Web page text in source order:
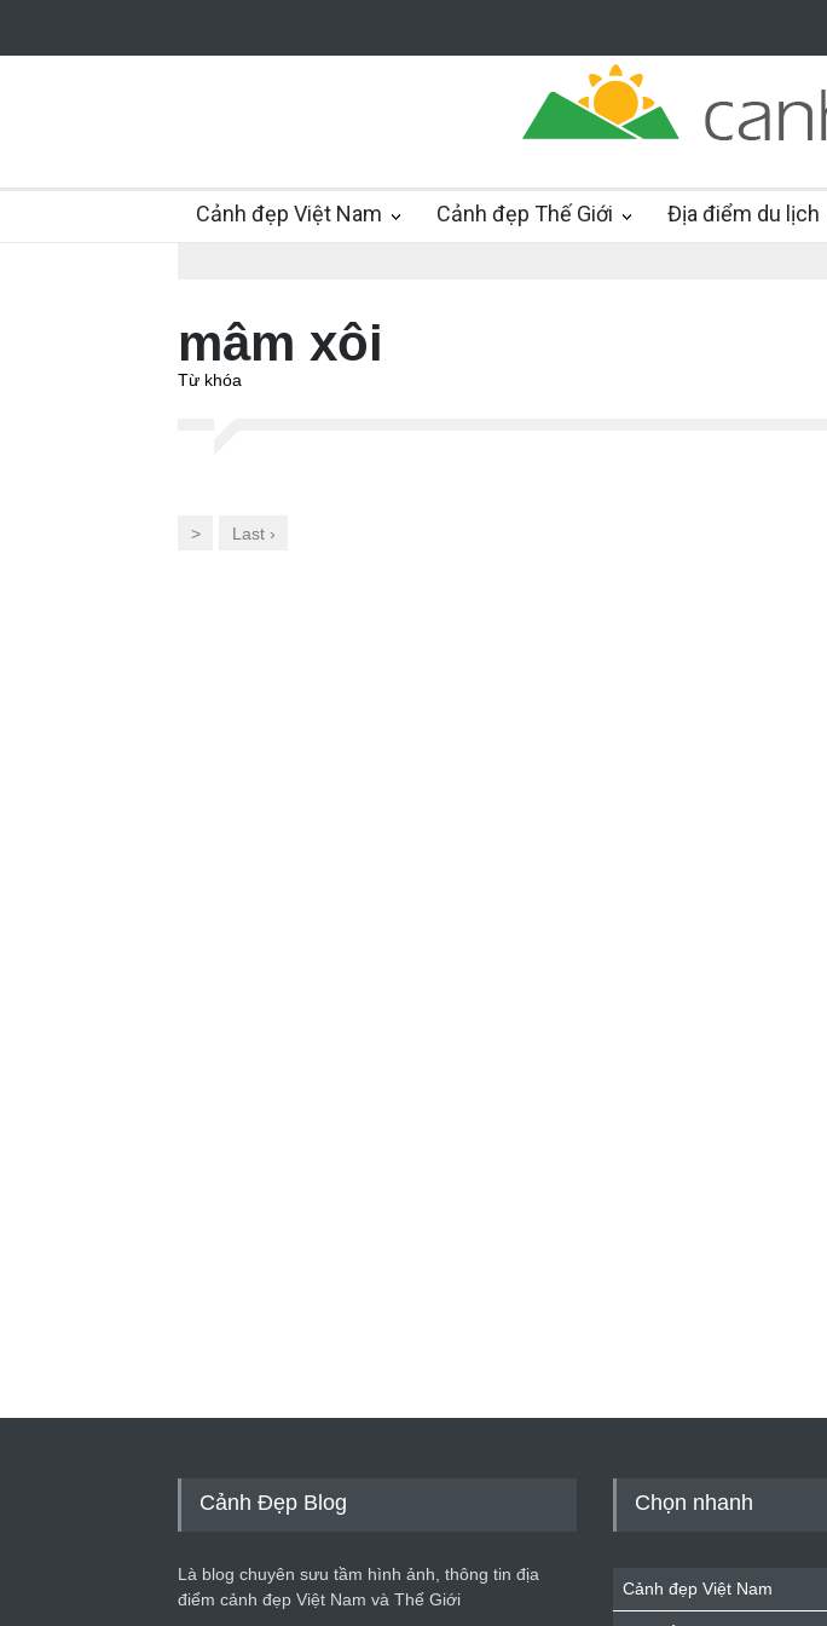
Cảnh đẹp Việt Nam Cảnh đẹp Thế Giới Địa điểm du lịch
mâm xôi
Từ khóa
> Last ›
Cảnh Đẹp Blog
Là blog chuyên sưu tầm hình ảnh, thông tin địa
điểm cảnh đẹp Việt Nam và Thế Giới
Chọn nhanh
Cảnh đẹp Việt Nam